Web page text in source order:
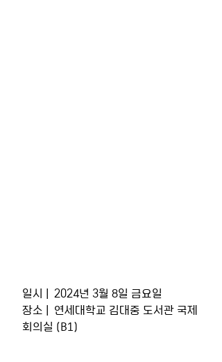
일시 |  2024년 3월 8일 금요일
장소 |  연세대학교 김대중 도서관 국제
회의실 (B1)